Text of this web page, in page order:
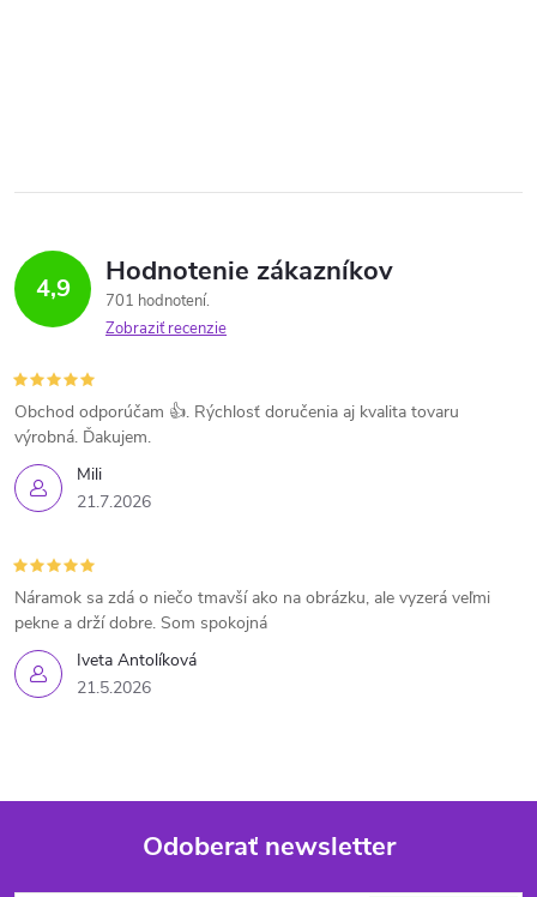
4,9 Hodnotenie zákazníkov
701 hodnotení
Zobraziť recenzie
Mili
21.7.2026
Obchod odporúčam 👍. Rýchlosť doručenia aj kvalita tovaru
výrobná. Ďakujem.
Iveta Antolíková
21.5.2026
Náramok sa zdá o niečo tmavší ako na obrázku, ale vyzerá veľmi
pekne a drží dobre. Som spokojná
Odoberať newsletter